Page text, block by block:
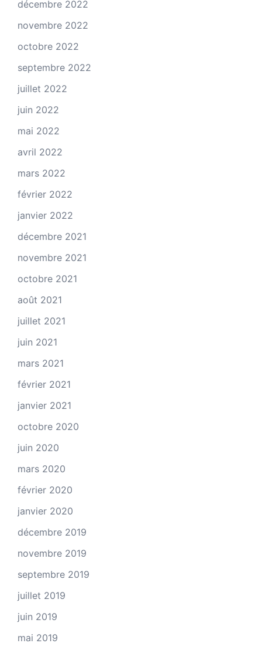
décembre 2022
novembre 2022
octobre 2022
septembre 2022
juillet 2022
juin 2022
mai 2022
avril 2022
mars 2022
février 2022
janvier 2022
décembre 2021
novembre 2021
octobre 2021
août 2021
juillet 2021
juin 2021
mars 2021
février 2021
janvier 2021
octobre 2020
juin 2020
mars 2020
février 2020
janvier 2020
décembre 2019
novembre 2019
septembre 2019
juillet 2019
juin 2019
mai 2019